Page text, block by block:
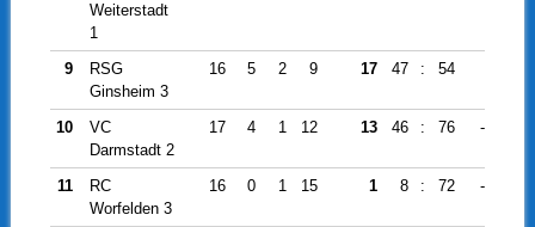
Weiterstadt
1
9
RSG
Ginsheim 3
16 5 2 9 17 47 : 54
10
VC
Darmstadt 2
17 4 1 12 13 46 : 76 -30
11
RC
Worfelden 3
16 0 1 15 1 8 : 72 -64